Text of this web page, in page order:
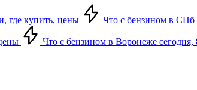
где купить, цены Что с бензином в СПб
Что с бензином в Воронеже сегодня,